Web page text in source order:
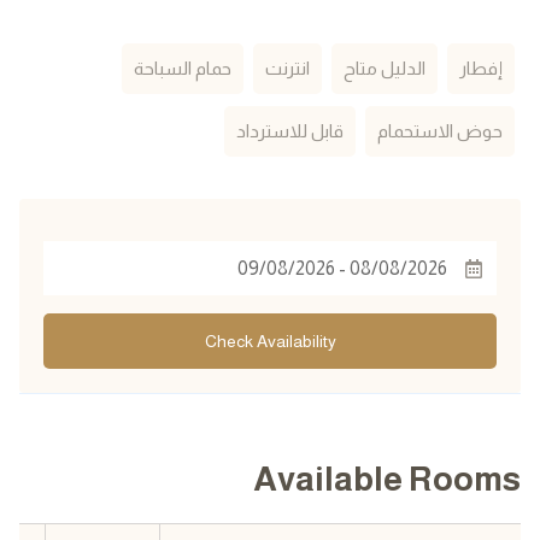
إفطار الدليل متاح انترنت حمام السباحة
حوض الاستحمام قابل للاسترداد
Check Availability
Available Rooms